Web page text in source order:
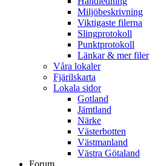
Miljöbeskrivning
Viktigaste filerna
Slingprotokoll
Punktprotokoll
Länkar & mer filer
Våra lokaler
Fjärilskarta
Lokala sidor
Gotland
Jämtland
Närke
Västerbotten
Västmanland
Västra Götaland
Forum